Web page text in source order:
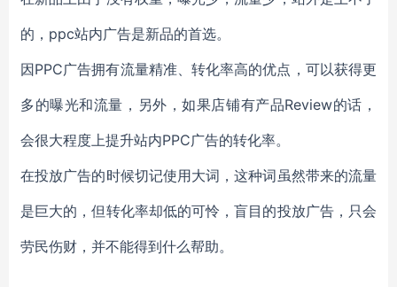
的，ppc站内广告是新品的首选。
因PPC广告拥有流量精准、转化率高的优点，可以获得更
多的曝光和流量，另外，如果店铺有产品Review的话，
会很大程度上提升站内PPC广告的转化率。
在投放广告的时候切记使用大词，这种词虽然带来的流量
是巨大的，但转化率却低的可怜，盲目的投放广告，只会
劳民伤财，并不能得到什么帮助。